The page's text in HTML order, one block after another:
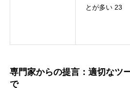
とが多い 23
専門家からの提言：適切なツ
で